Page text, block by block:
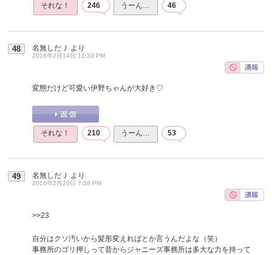
それな！ 246 うーん… 46
48 名無しだＪ より
2016年2月14日 11:33 PM
変態だけど可愛い伊野ちゃんが大好き♡
それな！ 210 うーん… 53
49 名無しだＪ より
2016年2月20日 7:58 PM
>>23
自分はクソ汚いから髪形変えればとか言うんだよな（笑）
事務所のゴリ押しって昔からジャニーズ事務所は多大な力を持って